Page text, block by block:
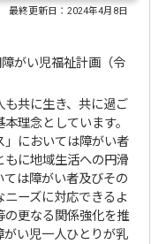
最終更新日：2024年4月8日
がい児福祉計画（令
共に生き、共に過ご
理念としています。
」においては障がい者
に地域生活への円滑
は障がい者及びその
ーズに対応できるよ
の更なる関係強化を推
い児一人ひとりが乳